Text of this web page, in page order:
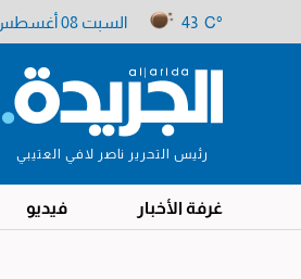
43 C° السبت 08 أغسطس 2026
رئيس التحرير ناصر لافي العتيبي
غرفة الأخبار فيديو